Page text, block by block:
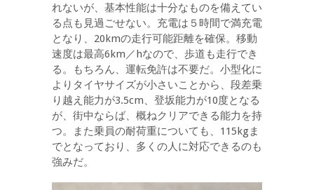
れないが、基本性能は十分なものを備えてい
る点も見過ごせない。充電は５時間で満充電
となり、20kmの走行可能距離を確保。移動
速度は最高6km／hなので、歩道も走行でき
る。もちろん、運転免許は不要だ。小型化に
よりタイヤサイズが小さいことから、段差乗
り越え能力が3.5cm、登坂能力が10度となる
が、街中ならば、概ねクリアできる能力を持
つ。また乗員の耐荷重についても、115kgま
でとなっており、多くの人に対応できるのも
強みだ。